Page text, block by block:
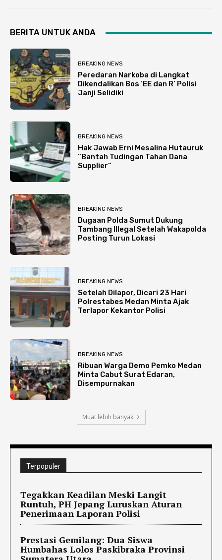
BERITA UNTUK ANDA
BREAKING NEWS
Peredaran Narkoba di Langkat
Dikendalikan Bos ‘EE dan R’ Polisi
Janji Selidiki
BREAKING NEWS
Hak Jawab Erni Mesalina Hutauruk
“Bantah Tudingan Tahan Dana
Supplier”
BREAKING NEWS
Dugaan Polda Sumut Dukung
Tambang Illegal Setelah Wakapolda
Posting Turun Lokasi
BREAKING NEWS
Setelah Dilapor, Dicari 23 Hari
Polrestabes Medan Minta Ajak
Terlapor Kekantor Polisi
BREAKING NEWS
Ribuan Warga Demo Pemko Medan
Minta Cabut Surat Edaran,
Disempurnakan
Muat lebih banyak
Terpopuler
Tegakkan Keadilan Meski Langit
Runtuh, PH Jepang Luruskan Aturan
Penerimaan Laporan Polisi
Prestasi Gemilang: Dua Siswa
Humbahas Lolos Paskibraka Provinsi